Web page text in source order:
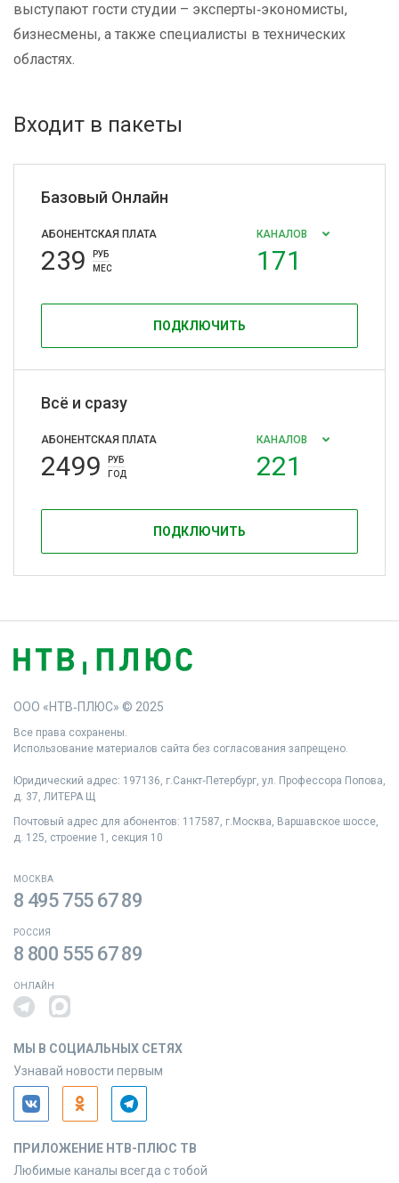
выступают гости студии – эксперты‑экономисты,
бизнесмены, а также специалисты в технических
областях.
Входит в пакеты
Базовый Онлайн
АБОНЕНТСКАЯ ПЛАТА
239
РУБ
МЕС
КАНАЛОВ
171
ПОДКЛЮЧИТЬ
Всё и сразу
АБОНЕНТСКАЯ ПЛАТА
2499
РУБ
ГОД
КАНАЛОВ
221
ПОДКЛЮЧИТЬ
ООО «НТВ‑ПЛЮС» © 2025
Все права сохранены.
Использование материалов сайта без согласования запрещено.
Юридический адрес: 197136, г.Санкт‑Петербург, ул. Профессора Попова,
д. 37, ЛИТЕРА Щ
Почтовый адрес для абонентов: 117587, г.Москва, Варшавское шоссе,
д. 125, строение 1, секция 10
МОСКВА
8 495 755 67 89
РОССИЯ
8 800 555 67 89
ОНЛАЙН
МЫ В СОЦИАЛЬНЫХ СЕТЯХ
Узнавай новости первым
ПРИЛОЖЕНИЕ НТВ-ПЛЮС ТВ
Любимые каналы всегда с тобой